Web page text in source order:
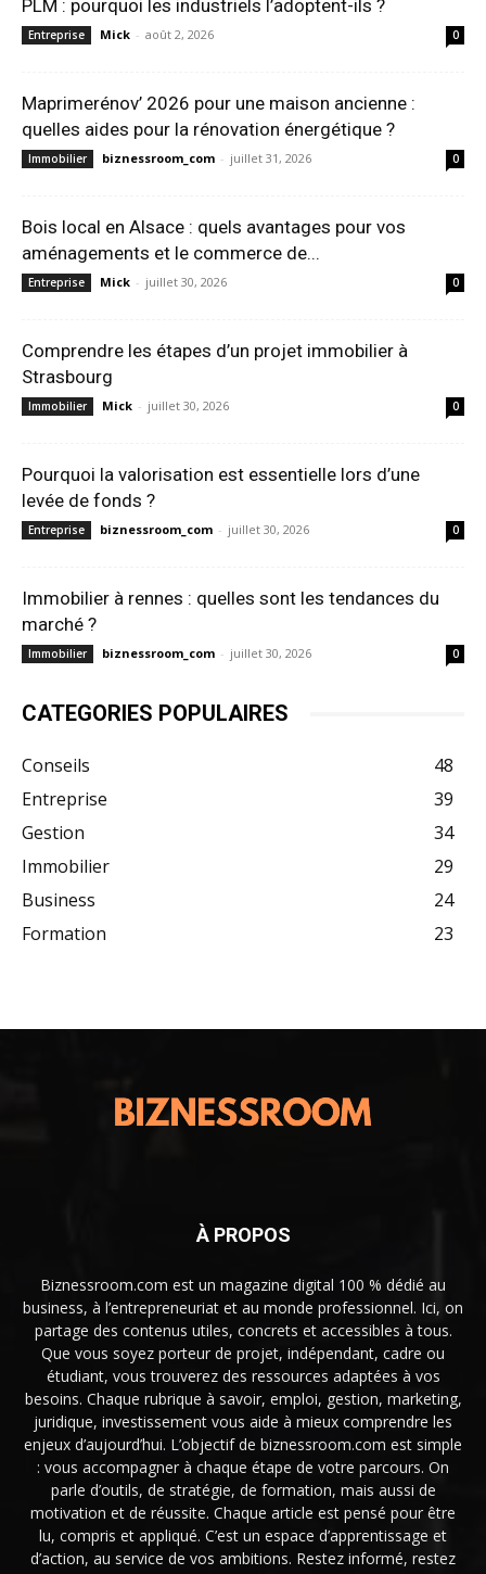
PLM : pourquoi les industriels l’adoptent-ils ?
Entreprise Mick - août 2, 2026 0
Maprimerénov’ 2026 pour une maison ancienne :
quelles aides pour la rénovation énergétique ?
Immobilier biznessroom_com - juillet 31, 2026 0
Bois local en Alsace : quels avantages pour vos
aménagements et le commerce de...
Entreprise Mick - juillet 30, 2026 0
Comprendre les étapes d’un projet immobilier à
Strasbourg
Immobilier Mick - juillet 30, 2026 0
Pourquoi la valorisation est essentielle lors d’une
levée de fonds ?
Entreprise biznessroom_com - juillet 30, 2026 0
Immobilier à rennes : quelles sont les tendances du
marché ?
Immobilier biznessroom_com - juillet 30, 2026 0
CATEGORIES POPULAIRES
Conseils
48
Entreprise
39
Gestion
34
Immobilier
29
Business
24
Formation
23
À PROPOS
Biznessroom.com est un magazine digital 100 % dédié au
business, à l’entrepreneuriat et au monde professionnel. Ici, on
partage des contenus utiles, concrets et accessibles à tous.
Que vous soyez porteur de projet, indépendant, cadre ou
étudiant, vous trouverez des ressources adaptées à vos
besoins. Chaque rubrique à savoir, emploi, gestion, marketing,
juridique, investissement vous aide à mieux comprendre les
enjeux d’aujourd’hui. L’objectif de biznessroom.com est simple
: vous accompagner à chaque étape de votre parcours. On
parle d’outils, de stratégie, de formation, mais aussi de
motivation et de réussite. Chaque article est pensé pour être
lu, compris et appliqué. C’est un espace d’apprentissage et
d’action, au service de vos ambitions. Restez informé, restez